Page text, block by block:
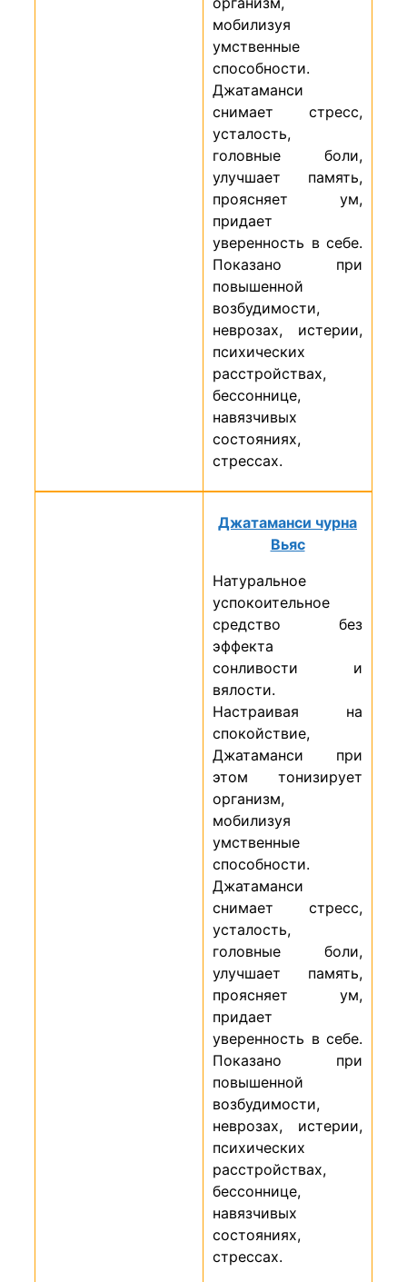
мобилизуя
умственные
способности.
Джатаманси
снимает стресс,
усталость,
головные боли,
улучшает память,
проясняет ум,
придает
уверенность в себе.
Показано при
повышенной
возбудимости,
неврозах, истерии,
психических
расстройствах,
бессоннице,
навязчивых
состояниях,
стрессах.
Джатаманси чурна
Вьяс
Натуральное
успокоительное
средство без
эффекта
сонливости и
вялости.
Настраивая на
спокойствие,
Джатаманси при
этом тонизирует
организм,
мобилизуя
умственные
способности.
Джатаманси
снимает стресс,
усталость,
головные боли,
улучшает память,
проясняет ум,
придает
уверенность в себе.
Показано при
повышенной
возбудимости,
неврозах, истерии,
психических
расстройствах,
бессоннице,
навязчивых
состояниях,
стрессах.